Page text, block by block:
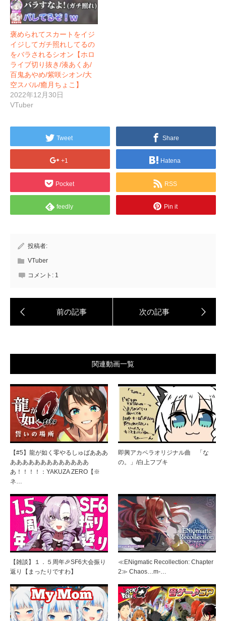
褒められてスカートをイジ
イジしてガチ照れしてるの
をバラされるシオン【ホロ
ライブ切り抜き/湊あくあ/
百鬼あやめ/紫咲シオン/大
空スバル/癒月ちょこ】
2022年12月30日
VTuber
Tweet Share
+1 Hatena
Pocket RSS
feedly Pin it
投稿者:
VTuber
コメント: 1
関連動画一覧
【#5】龍が如く零やるしゅばあああ
あああああああああああああ
あ！！！！：YAKUZA ZERO【※
ネ…
即興アカペラオリジナル曲 「な
の。」/白上フブキ
【雑談】１．５周年🎉SF6大会振り
返り【まったりですわ】
≪ENigmatic Recollection: Chapter
2≫ Chaos…m-…